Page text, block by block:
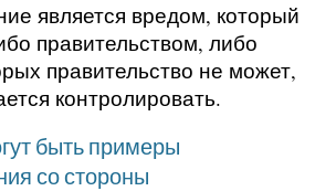
является вредом, который
правительством, либо
правительство не может,
контролировать.
быть примеры
со стороны